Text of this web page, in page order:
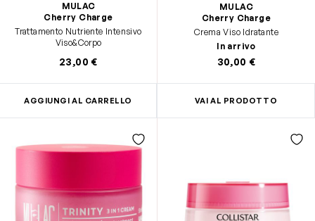
MULAC
Cherry Charge
Trattamento Nutriente Intensivo
Viso&Corpo
23,00 €
AGGIUNGI AL CARRELLO
MULAC
Cherry Charge
Crema Viso Idratante
In arrivo
30,00 €
VAI AL PRODOTTO